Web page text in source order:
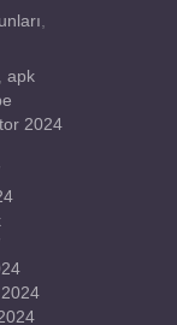
apk
2024